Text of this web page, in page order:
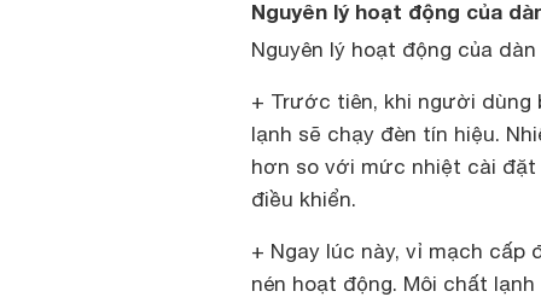
Nguyên lý hoạt động của
Nguyên lý hoạt động của
+ Trước tiên, khi người
lạnh sẽ chạy đèn tín hiệu.
hơn so với mức nhiệt cài đặt
điều khiển.
+ Ngay lúc này, vỉ mạch cấp
nén hoạt động. Môi chất